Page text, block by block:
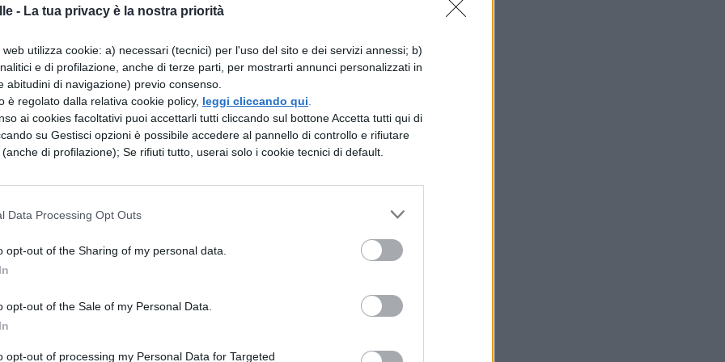
- La tua privacy è la nostra priorità
utilizza cookie: a) necessari (tecnici) per l'uso del sito e dei servizi annessi; b)
e di profilazione, anche di terze parti, per mostrarti annunci personalizzati in
abitudini di navigazione) previo consenso.
è regolato dalla relativa cookie policy, leggi cliccando qui
ai cookies facoltativi puoi accettarli tutti cliccando sul bottone Accetta tutti qui di
su Gestisci opzioni è possibile accedere al pannello di controllo e rifiutare
di profilazione); Se rifiuti tutto, userai solo i cookie tecnici di default.
Data Processing Opt Outs
opt-out of the Sharing of my personal data.
opt-out of the Sale of my Personal Data.
opt-out of processing my Personal Data for Targeted
ai suoi sacrilegi commenti scherzosi:
il tempio di Proserpina a Locri e navigando
per tornare a Siracusa, non temeva l'ira
"Vedete? Non è forse data una buona
sacrileghi? Sottrasse anche a Giove Olimpio una
il tiranno Gelone lo aveva adornato con i
e gli mise sopra un mantello di lana dicendo
e in inverno fredda, una di lana, invece,
Dionisio ordinò che all'Esculapio di
perché - così affermava, non conviene che
barba. Spesso, essendo entrato nei santuari,
via anche vittorie d'oro, coppe e corone, che
statue, e diceva: "Io le accetto, non le rubo,